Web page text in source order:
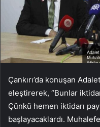
Çankırı’da konuşan
eleştirerek, “Bunlar
Çünkü hemen iktidarı
başlayacaklardı.